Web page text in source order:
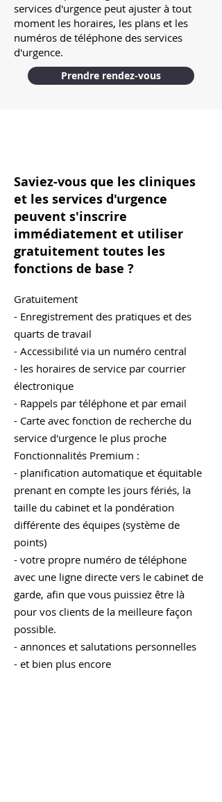
services d'urgence peut ajuster à tout
moment les horaires, les plans et les
numéros de téléphone des services
d'urgence.
Prendre rendez-vous
Saviez-vous que les cliniques
et les services d'urgence
peuvent s'inscrire
immédiatement et utiliser
gratuitement toutes les
fonctions de base ?
Gratuitement
- Enregistrement des pratiques et des
quarts de travail
- Accessibilité via un numéro central
- les horaires de service par courrier
électronique
- Rappels par téléphone et par email
- Carte avec fonction de recherche du
service d'urgence le plus proche
Fonctionnalités Premium :
- planification automatique et équitable
prenant en compte les jours fériés, la
taille du cabinet et la pondération
différente des équipes (système de
points)
- votre propre numéro de téléphone
avec une ligne directe vers le cabinet de
garde, afin que vous puissiez être là
pour vos clients de la meilleure façon
possible.
- annonces et salutations personnelles
- et bien plus encore